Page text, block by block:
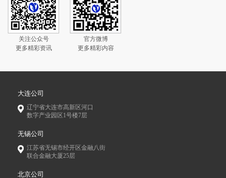
关注公众号
更多精彩资讯
官方微博
更多精彩内容
大连公司
辽宁省大连市高新区河口
数字产业园区1号楼7层
无锡公司
江苏省无锡市经开区金融八街
联合金融大厦25层
北京公司